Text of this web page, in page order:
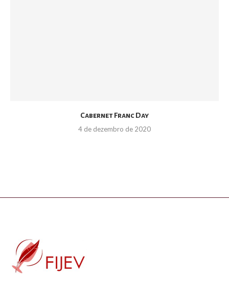
Cabernet Franc Day
4 de dezembro de 2020